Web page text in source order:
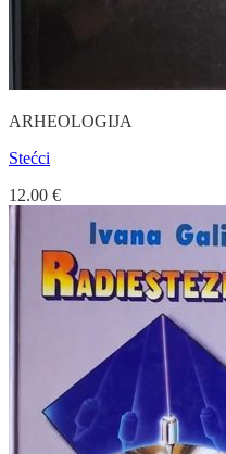
ARHEOLOGIJA
Stećci
12.00 €